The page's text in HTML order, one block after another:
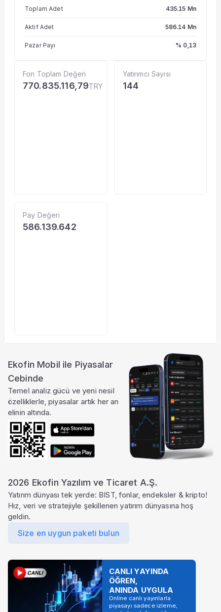
Toplam Adet 435.15 Mn
Aktif Adet 586.14 Mn
Pazar Payı % 0,13
Fon Toplam Değeri
770.835.116,79TRY
Yatırımcı Sayısı
144
Pay Değeri
586.139.642
Ekofin Mobil ile Piyasalar
Cebinde
Temel analiz gücü ve yeni nesil
özelliklerle, piyasalar artık her an
elinin altında.
2026 Ekofin Yazılım ve Ticaret A.Ş.
Yatırım dünyası tek yerde: BIST, fonlar, endeksler & kripto!
Hız, veri ve stratejiyle şekillenen yatırım dünyasına hoş
geldin.
Size en uygun paketi bulun
CANLI YAYINDA
ÖĞREN,
ANINDA UYGULA
Online canlı yayınlarla
piyasayı sadece izleme,